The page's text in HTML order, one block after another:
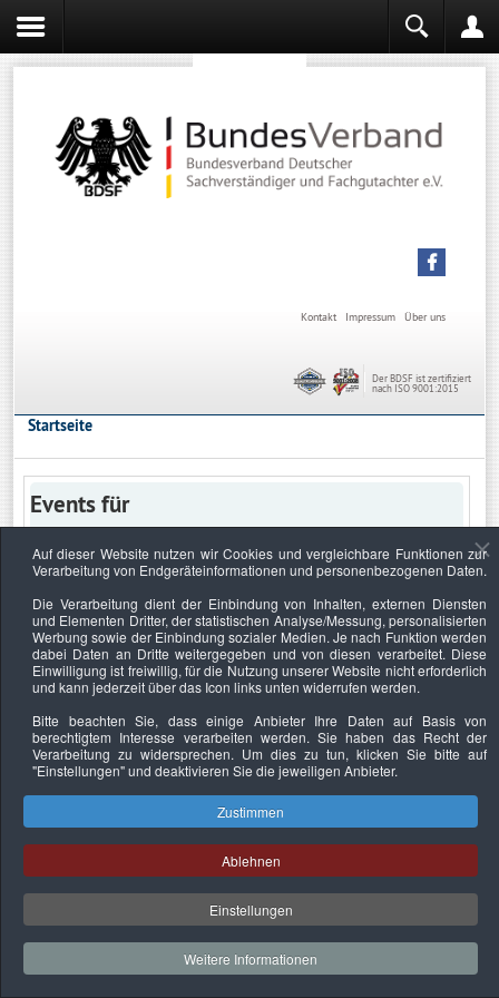
Über uns
Impressum
Kontakt
Der BDSF ist zertifiziert
nach ISO 9001:2015
Startseite
Events für
Keine Termine
Datenschutzerklärung Urheberrechtsnachweise Nachhaltigkeit
Copyright © 2026. Bundesverband Deutscher
Sachverständiger und Fachgutachter e.V..
Auf dieser Website nutzen wir Cookies und vergleichbare Funktionen zur
Verarbeitung von Endgeräteinformationen und personenbezogenen Daten.
Die Verarbeitung dient der Einbindung von Inhalten, externen Diensten
und Elementen Dritter, der statistischen Analyse/Messung, personalisierten
Werbung sowie der Einbindung sozialer Medien. Je nach Funktion werden
dabei Daten an Dritte weitergegeben und von diesen verarbeitet. Diese
Einwilligung ist freiwillig, für die Nutzung unserer Website nicht erforderlich
und kann jederzeit über das Icon links unten widerrufen werden.
Bitte beachten Sie, dass einige Anbieter Ihre Daten auf Basis von
berechtigtem Interesse verarbeiten werden. Sie haben das Recht der
Verarbeitung zu widersprechen. Um dies zu tun, klicken Sie bitte auf
"Einstellungen"und deaktivieren Sie die jeweiligen Anbieter.
Zustimmen
Ablehnen
Einstellungen
Weitere Informationen